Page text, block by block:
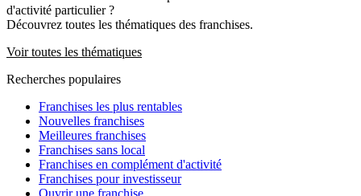
d'activité particulier ?
Découvrez toutes les thématiques des franchises.
Voir toutes les thématiques
Recherches populaires
Franchises les plus rentables
Nouvelles franchises
Meilleures franchises
Franchises sans local
Franchises en complément d'activité
Franchises pour investisseur
Ouvrir une franchise